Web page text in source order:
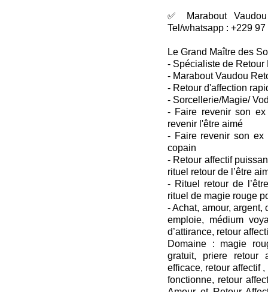
✅ Marabout
Tel/whatsapp : +229
Le Grand Maître des
- Spécialiste de Retour
- Marabout Vaudou
- Retour d'affection
- Sorcellerie/Magie/
- Faire revenir son
revenir l'être aimé
- Faire revenir son ex
copain
- Retour affectif
rituel retour de l’être
- Rituel retour de
rituel de magie rouge
- Achat, amour,
emploie, médium
d’attirance, retour
Domaine : magie
gratuit, priere retour
efficace, retour affectif
fonctionne, retour